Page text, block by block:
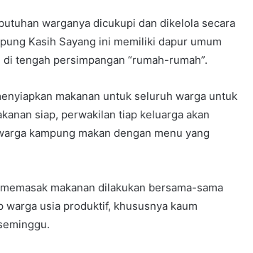
warganya dicukupi dan dikelola secara
Kasih Sayang ini memiliki dapur umum
tengah persimpangan “rumah-rumah”.
makanan untuk seluruh warga untuk
siap, perwakilan tiap keluarga akan
kampung makan dengan menu yang
makanan dilakukan bersama-sama
usia produktif, khususnya kaum